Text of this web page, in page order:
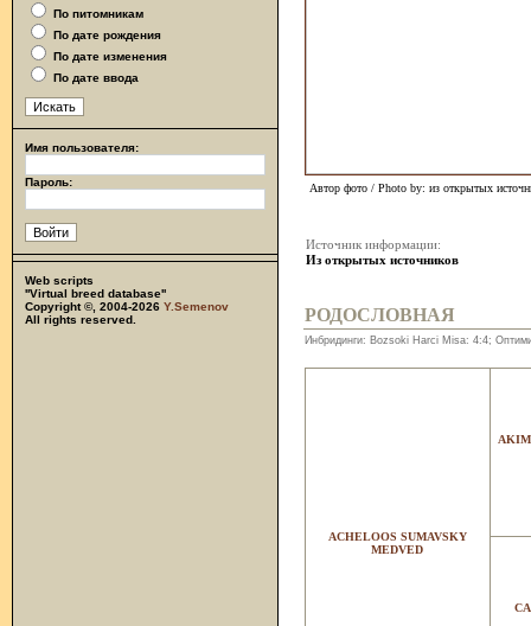
По питомникам
По дате рождения
По дате изменения
По дате ввода
Имя пользователя:
Пароль:
Web scripts
''Virtual breed database''
Copyright ©, 2004-2026 Y.Semenov
All rights reserved.
Автор фото / Photo by: из открытых
Источник информации:
Из открытых источников
РОДОСЛОВНАЯ
Инбридинги: Bozsoki Harci Misa: 4:4;
ACHELOOS SUMAVSKY
MEDVED